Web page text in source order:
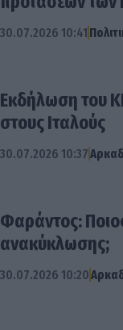
30.07.2026 10:41
Εκδήλωση του
στους Ιταλούς
30.07.2026 10:37
Φαράντος:
ανακύκλωσης;
30.07.2026 10:20